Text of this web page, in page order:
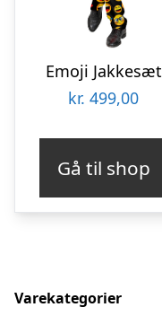
Emoji Jakkesæt
kr. 499,00
Gå til shop
Varekategorier